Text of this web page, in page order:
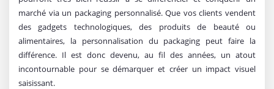
marché via un packaging personnalisé. Que vos clients vendent
des gadgets technologiques, des produits de beauté ou
alimentaires, la personnalisation du packaging peut faire la
différence. Il est donc devenu, au fil des années, un atout
incontournable pour se démarquer et créer un impact visuel
saisissant.